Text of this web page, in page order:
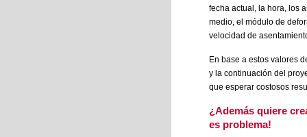
fecha actual, la hora, los
medio, el módulo de
velocidad de
En base a estos valores
y la continuación del
que esperar costosos
¿Además quiere
es problema!